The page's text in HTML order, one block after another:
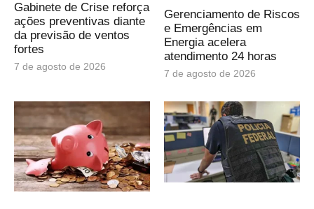
Gabinete de Crise reforça
ações preventivas diante
da previsão de ventos
fortes
7 de agosto de 2026
Gerenciamento de Riscos
e Emergências em
Energia acelera
atendimento 24 horas
7 de agosto de 2026